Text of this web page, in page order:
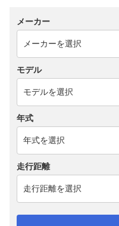
メーカー
モデル
年式
走行距離